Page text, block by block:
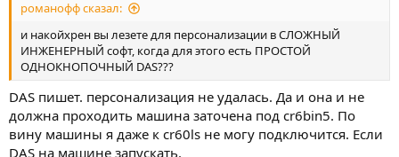
т
ь
з
а
т
ь
п
р
о
т
романофф сказал:
и накойхрен вы лезете для персонализации в СЛОЖНЫЙ
ИНЖЕНЕРНЫЙ софт, когда для этого есть ПРОСТОЙ
ОДНОКНОПОЧНЫЙ DAS???
DAS пишет. персонализация не удалась. Да и она и не
должна проходить машина заточена под cr6bin5. По
вину машины я даже к cr60ls не могу подключится. Если
DAS на машине запускать.